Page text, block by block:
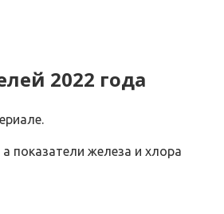
2022 года
показатели железа и хлора